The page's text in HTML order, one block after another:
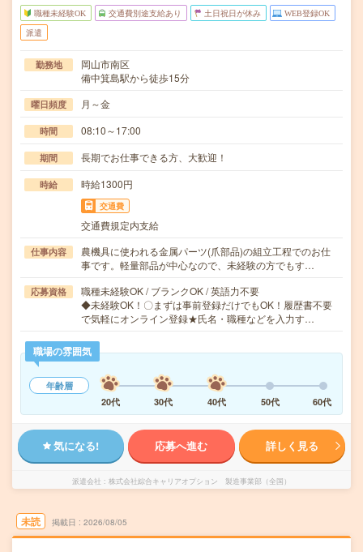
職種未経験OK 交通費別途支給あり 土日祝日が休み WEB登録OK
派遣
勤務地
岡山市南区
備中箕島駅から徒歩15分
曜日頻度 月～金
時間 08:10～17:00
期間 長期でお仕事できる方、大歓迎！
時給 時給1300円
交通費
交通費規定内支給
仕事内容
農機具に使われる金属パーツ(爪部品)の組立工程でのお仕
事です。軽量部品が中心なので、未経験の方でもす…
応募資格
職種未経験OK / ブランクOK / 英語力不要
◆未経験OK！〇まずは事前登録だけでもOK！履歴書不要
で気軽にオンライン登録★氏名・職種などを入力す…
職場の雰囲気
年齢層
20代
30代 40代 50代 60代
気になる! 応募へ進む 詳しく見る
派遣会社 株式会社綜合キャリアオプション 製造事業部（全国）
未読 掲載日 2026/08/05